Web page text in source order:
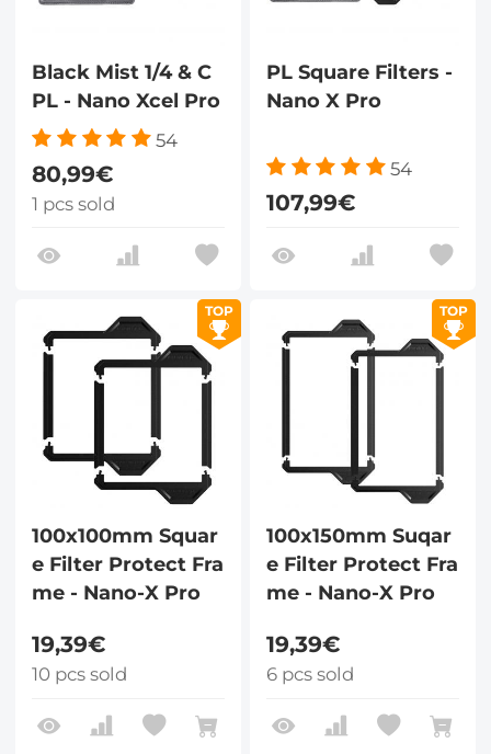
Black Mist 1/4 & C
PL - Nano Xcel Pro
54
80,99€
1 pcs sold
PL Square Filters -
Nano X Pro
54
107,99€
TOP
100x100mm Squar
e Filter Protect Fra
me - Nano-X Pro
19,39€
10 pcs sold
TOP
100x150mm Suqar
e Filter Protect Fra
me - Nano-X Pro
19,39€
6 pcs sold